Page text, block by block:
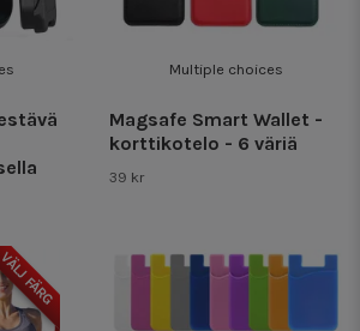
Multiple choices
Magsafe Smart Wallet -
korttikotelo - 6 väriä
39 kr
FÄRG